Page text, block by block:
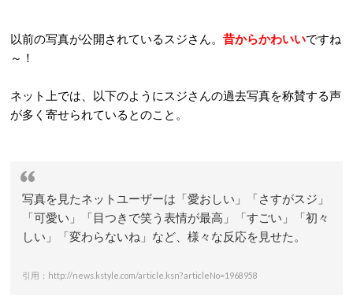
以前の写真が公開されているスジさん。 昔からかわいいですね
～！
ネット上では、以下のようにスジさんの過去写真を称賛する声
が多く寄せられているとのこと。
写真を見たネットユーザーは「愛おしい」「さすがスジ」
「可愛い」「目つきで笑う表情が最高」「すごい」「初々
しい」「変わらないね」など、様々な反応を見せた。
引用：http://news.kstyle.com/article.ksn?articleNo=1968958